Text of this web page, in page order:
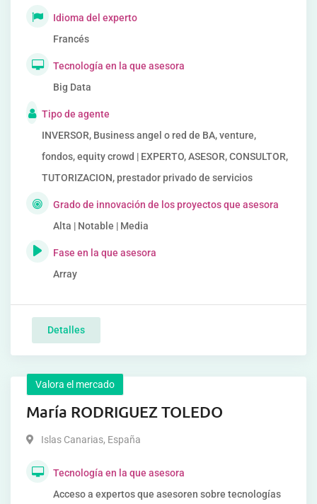
Idioma del experto
Francés
Tecnología en la que asesora
Big Data
Tipo de agente
INVERSOR, Business angel o red de BA, venture,
fondos, equity crowd | EXPERTO, ASESOR, CONSULTOR,
TUTORIZACION, prestador privado de servicios
Grado de innovación de los proyectos que asesora
Alta | Notable | Media
Fase en la que asesora
Array
Detalles
Valora el mercado
María RODRIGUEZ TOLEDO
Islas Canarias, España
Tecnología en la que asesora
Acceso a expertos que asesoren sobre tecnologías